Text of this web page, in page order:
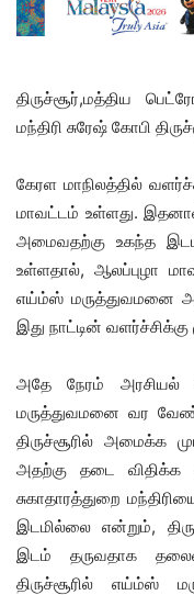
திருச்சூர்,மத்திய
மந்திரி சுரேஷ் கோபி
கேரள மாநிலத்தில்
மாவட்டம் உள்ளது.
அமைவதற்கு உகந்த
உள்ளதால், ஆலப்புழா
எய்ம்ஸ் மருத்துவமனை
இது நாட்டின் வளர்ச்சிக்கு
அதே நேரம் அரசியல்
மருத்துவமனை வர
திருச்சூரில் அமைக்க
அதற்கு தடை விதிக்க
சுகாதாரத்துறை
இடமில்லை என்றும்,
இடம் தருவதாக
திருச்சூரில் எய்ம்ஸ்